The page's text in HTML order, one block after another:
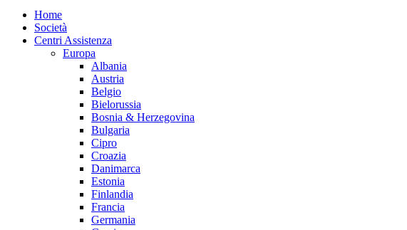
Home
Società
Centri Assistenza
Europa
Albania
Austria
Belgio
Bielorussia
Bosnia & Herzegovina
Bulgaria
Cipro
Croazia
Danimarca
Estonia
Finlandia
Francia
Germania